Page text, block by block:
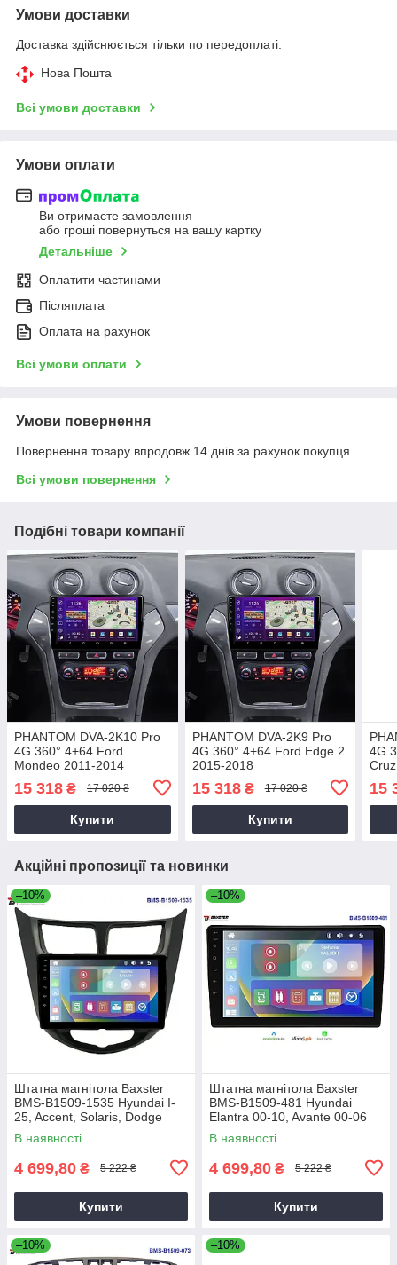
Умови доставки
Доставка здійснюється тільки по передоплаті.
Нова Пошта
Всі умови доставки
Умови оплати
Ви отримаєте замовлення
або гроші повернуться на вашу картку
Детальніше
Оплатити частинами
Післяплата
Оплата на рахунок
Всі умови оплати
Умови повернення
Повернення товару впродовж 14 днів за рахунок покупця
Всі умови повернення
Подібні товари компанії
PHANTOM DVA-2K10 Pro
4G 360° 4+64 Ford
Mondeo 2011-2014
15 318 ₴ 17 020 ₴
Купити
PHANTOM DVA-2K9 Pro
4G 360° 4+64 Ford Edge 2
2015-2018
15 318₴ 17 020 ₴
Купити
4G
15
Акційні пропозиції та новинки
–10%
Штатна магнітола Baxster
BMS-B1509-1535 Hyundai I-
25, Accent, Solaris, Dodge
Attitude
В наявності
4 699,80 ₴ 5 222 ₴
Купити
–10%
Штатна магнітола Baxster
BMS-B1509-481 Hyundai
Elantra 00-10, Avante 00-06
В наявності
4 699,80 ₴ 5 222 ₴
Купити
–10% –10%